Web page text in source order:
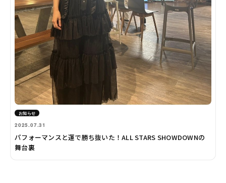
お知らせ
2025.07.31
パフォーマンスと運で勝ち抜いた！ALL STARS SHOWDOWNの
舞台裏